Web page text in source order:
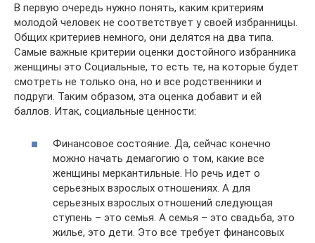
В первую очередь нужно понять, каким критериям
молодой человек не соответствует у своей избранницы.
Общих критериев немного, они делятся на два типа.
Самые важные критерии оценки достойного избранника
женщины это Социальные, то есть те, на которые будет
смотреть не только она, но и все родственники и
подруги. Таким образом, эта оценка добавит и ей
баллов. Итак, социальные ценности:
Финансовое состояние. Да, сейчас конечно
можно начать демагогию о том, какие все
женщины меркантильные. Но речь идет о
серьезных взрослых отношениях. А для
серьезных взрослых отношений следующая
ступень – это семья. А семья – это свадьба, это
жилье, это дети. Это все требует финансовых